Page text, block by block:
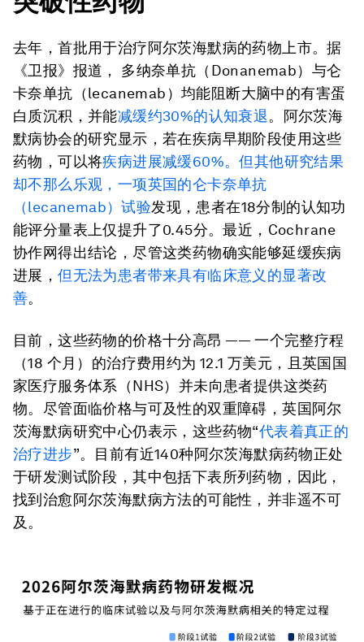
去年，首批用于治疗阿尔茨海默病的药物上市。据
《卫报》报道， 多纳奈单抗（Donanemab）与仑
卡奈单抗（lecanemab）均能阻断大脑中的有害蛋
白质沉积，并能减缓约30%的认知衰退。阿尔茨海
默病协会的研究显示，若在疾病早期阶段使用这些
药物，可以将疾病进展减缓60%。但其他研究结果
却不那么乐观，一项英国的仑卡奈单抗
（lecanemab）试验发现，患者在18分制的认知功
能评分量表上仅提升了0.45分。最近，Cochrane
协作网得出结论，尽管这类药物确实能够延缓疾病
进展，但无法为患者带来具有临床意义的显著改
善。
目前，这些药物的价格十分高昂 —— 一个完整疗程
（18 个月）的治疗费用约为 12.1 万美元，且英国国
家医疗服务体系（NHS）并未向患者提供这类药
物。尽管面临价格与可及性的双重障碍，英国阿尔
茨海默病研究中心仍表示，这些药物“代表着真正的
治疗进步”。目前有近140种阿尔茨海默病药物正处
于研发测试阶段，其中包括下表所列药物，因此，
找到治愈阿尔茨海默病方法的可能性，并非遥不可
及。